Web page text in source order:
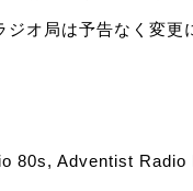
オ局は予告なく変更
80s, Adventist Radio